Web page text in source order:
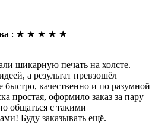
: ★ ★ ★ ★ ★
шикарную печать на холсте.
а результат превзошёл
качественно и по разумной
простая, оформило заказ за пару
общаться с такими
Буду заказывать ещё.